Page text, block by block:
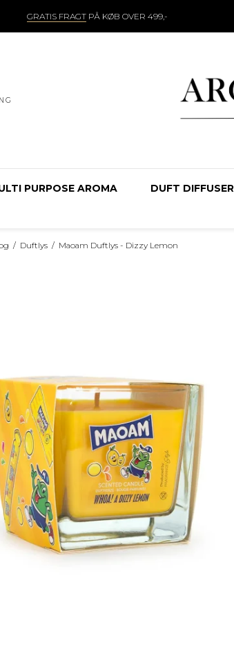
GRATIS FRAGTPÅ KØB OVER 499,-
PURPOSE AROMA DUFT
/ Duftlys / Maoam Duftlys - Dizzy Lemon